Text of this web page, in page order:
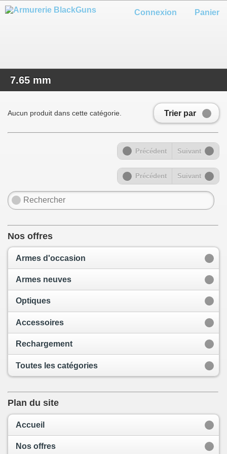
Panier
Connexion
7.65 mm
Trier par
Aucun produit dans cette catégorie.
Précédent Suivant
Précédent Suivant
Nos offres
Armes d'occasion
Armes neuves
Optiques
Accessoires
Rechargement
Toutes les catégories
Plan du site
Accueil
Nos offres